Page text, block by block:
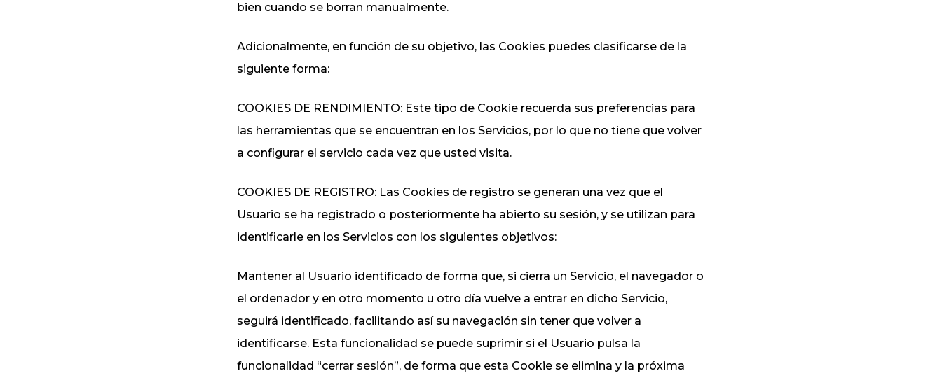
bien cuando se borran manualmente.
Adicionalmente, en función de su objetivo, las Cookies puedes clasificarse de la
siguiente forma:
COOKIES DE RENDIMIENTO: Este tipo de Cookie recuerda sus preferencias para
las herramientas que se encuentran en los Servicios, por lo que no tiene que volver
a configurar el servicio cada vez que usted visita.
COOKIES DE REGISTRO: Las Cookies de registro se generan una vez que el
Usuario se ha registrado o posteriormente ha abierto su sesión, y se utilizan para
identificarle en los Servicios con los siguientes objetivos:
Mantener al Usuario identificado de forma que, si cierra un Servicio, el navegador o
el ordenador y en otro momento u otro día vuelve a entrar en dicho Servicio,
seguirá identificado, facilitando así su navegación sin tener que volver a
identificarse. Esta funcionalidad se puede suprimir si el Usuario pulsa la
funcionalidad “cerrar sesión”, de forma que esta Cookie se elimina y la próxima